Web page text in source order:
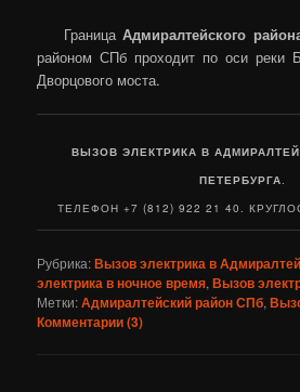
ГраницаАдмиралтейского
районом СПб проходит по оси реки
Дворцового моста.
ВЫЗОВ ЭЛЕКТРИКА В
ПЕТЕРБУРГА.
ТЕЛЕФОН +7 (812) 922 21 40.
Рубрика:Вызов электрика в
электрика в ночное время,Вызов
Метки:Адмиралтейский район СПб,
Комментарии (3)